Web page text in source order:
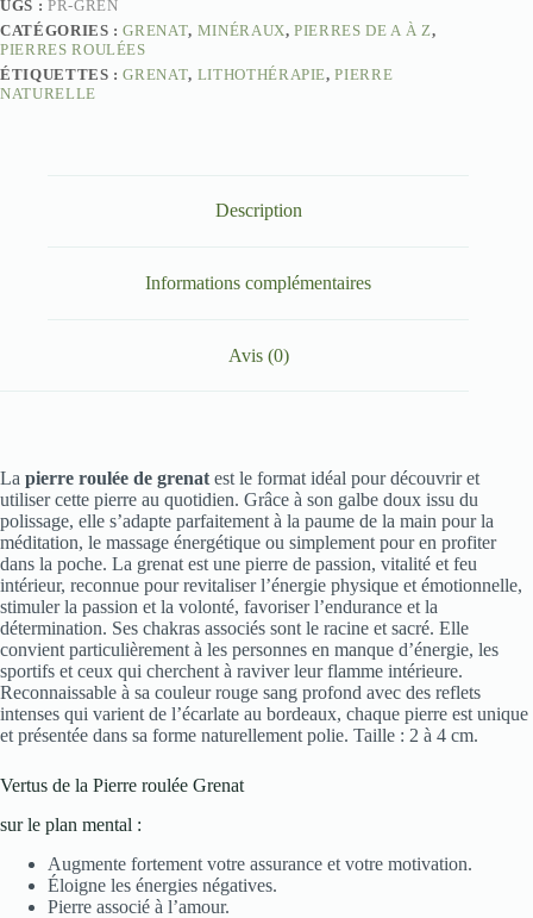
UGS : PR-GREN
CATÉGORIES :GRENAT, MINÉRAUX,PIERRES DE A À Z,
PIERRES ROULÉES
ÉTIQUETTES :GRENAT, LITHOTHÉRAPIE,PIERRE
NATURELLE
Description
Informations complémentaires
Avis (0)
La pierre roulée de grenat est le format idéal pour découvrir et
utiliser cette pierre au quotidien. Grâce à son galbe doux issu du
polissage, elle s’adapte parfaitement à la paume de la main pour la
méditation, le massage énergétique ou simplement pour en profiter
dans la poche. La grenat est une pierre de passion, vitalité et feu
intérieur, reconnue pour revitaliser l’énergie physique et émotionnelle,
stimuler la passion et la volonté, favoriser l’endurance et la
détermination. Ses chakras associés sont le racine et sacré. Elle
convient particulièrement à les personnes en manque d’énergie, les
sportifs et ceux qui cherchent à raviver leur flamme intérieure.
Reconnaissable à sa couleur rouge sang profond avec des reflets
intenses qui varient de l’écarlate au bordeaux, chaque pierre est unique
et présentée dans sa forme naturellement polie. Taille : 2 à 4 cm.
Vertus de la Pierre roulée Grenat
sur le plan mental :
Augmente fortement votre assurance et votre motivation.
Éloigne les énergies négatives.
Pierre associé à l’amour.